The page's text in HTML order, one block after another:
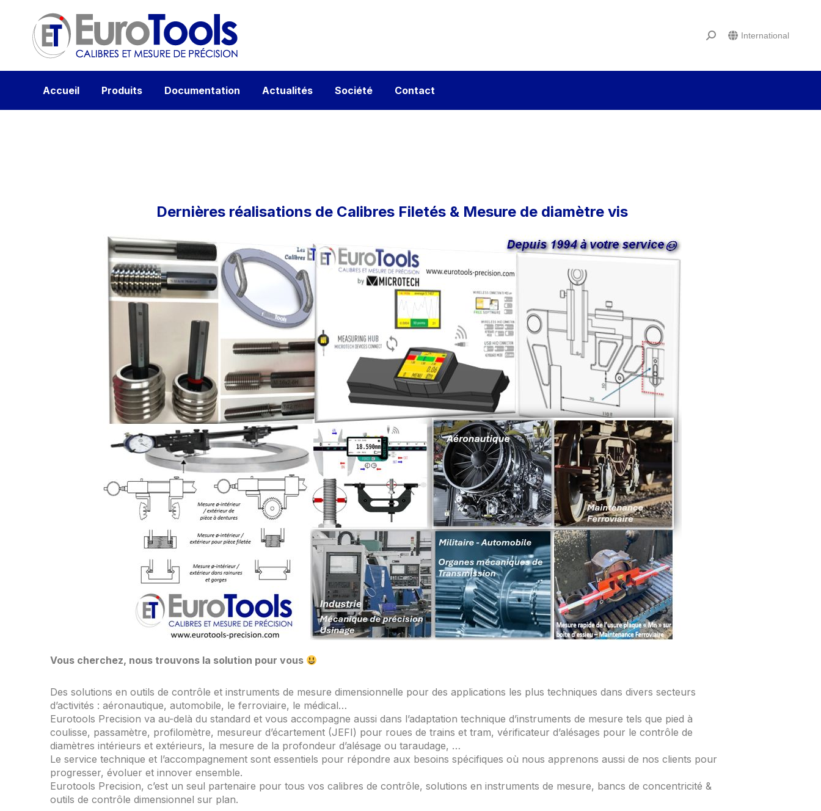
International
Accueil Produits Documentation Actualités Société Contact
Dernières réalisations de Calibres Filetés & Mesure de diamètre vis
Vous cherchez, nous trouvons la solution pour vous
Des solutions en outils de contrôle et instruments de mesure dimensionnelle pour des applications les plus techniques dans divers secteurs
d’activités : aéronautique, automobile, le ferroviaire, le médical…
Eurotools Precision va au-delà du standard et vous accompagne aussi dans l’adaptation technique d’instruments de mesure tels que pied à
coulisse, passamètre, profilomètre, mesureur d’écartement (JEFI) pour roues de trains et tram, vérificateur d’alésages pour le contrôle de
diamètres intérieurs et extérieurs, la mesure de la profondeur d’alésage ou taraudage, …
Le service technique et l’accompagnement sont essentiels pour répondre aux besoins spécifiques où nous apprenons aussi de nos clients pour
progresser, évoluer et innover ensemble.
Eurotools Precision, c’est un seul partenaire pour tous vos calibres de contrôle, solutions en instruments de mesure, bancs de concentricité &
outils de contrôle dimensionnel sur plan.